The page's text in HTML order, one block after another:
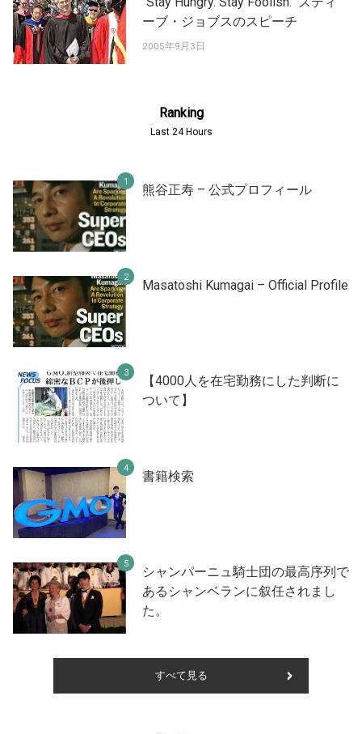
ーブ・ジョブスのスピーチ
2005年9月3日
Ranking
Last 24 Hours
熊谷正寿 – 公式プロフィール
Masatoshi Kumagai – Official Profile
【4000人を在宅勤務にした判断に
ついて】
書籍検索
シャンパーニュ騎士団の最高序列で
あるシャンベランに叙任されまし
た。
すべて見る